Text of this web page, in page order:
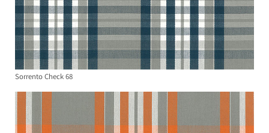
Sorrento Check 68